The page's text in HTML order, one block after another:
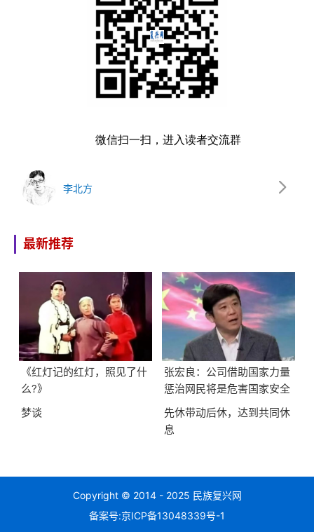
微信扫一扫，进入读者交流群
李北方
最新推荐
《红灯记的红灯，照见了什
么?》
张宏良：公司借助国家力量
惩治网民将是危害国家安全
的最大隐患
梦谈
先休带动后休，达到共同休
息
Copyright © 2014 - 2025 民族复兴网
备案号:京ICP备13048339号-1